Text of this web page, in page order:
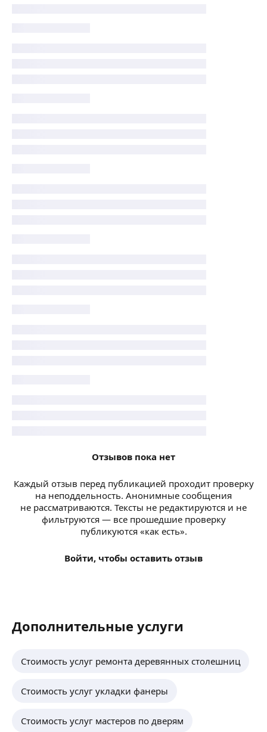
Отзывов пока нет
Каждый отзыв перед публикацией проходит проверку
на неподдельность. Анонимные сообщения
не рассматриваются. Тексты не редактируются и не
фильтруются — все прошедшие проверку
публикуются «как есть».
Войти, чтобы оставить отзыв
Дополнительные услуги
Стоимость услуг ремонта деревянных столешниц
Стоимость услуг укладки фанеры
Стоимость услуг мастеров по дверям